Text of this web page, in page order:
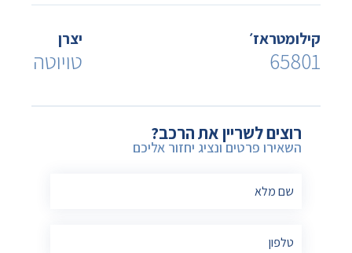
קילומטראז׳
65801
יצרן
טויוטה
רוצים לשריין את הרכב?
השאירו פרטים ונציג יחזור אליכם